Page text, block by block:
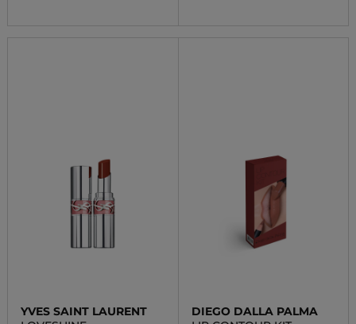
YVES SAINT LAURENT
DIEGO DALLA PALMA